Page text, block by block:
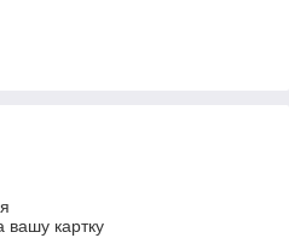
вашу картку